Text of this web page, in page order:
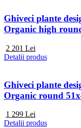
Ghiveci plante
Organic high
2 201 Lei
Detalii produs
Ghiveci plante
Organic round
1 299 Lei
Detalii produs